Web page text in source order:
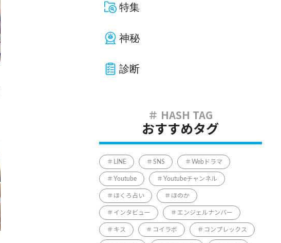
特集
神秘
診断
おすすめタグ
LINE SNS Webドラマ
Youtube Youtubeチャンネル
ほくろ占い ほのか
インタビュー エンジェルナンバー
キス コイラボ コンプレックス